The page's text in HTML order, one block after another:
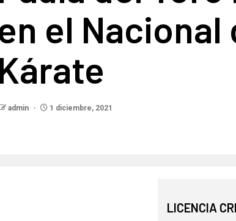
el Nacional
Kárate
admin 1 diciembre, 2021
LICENCIA